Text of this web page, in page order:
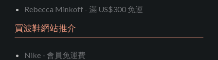
Rebecca Minkoff - 滿 US$300 免運
買波鞋網站推介
Nike - 會員免運費